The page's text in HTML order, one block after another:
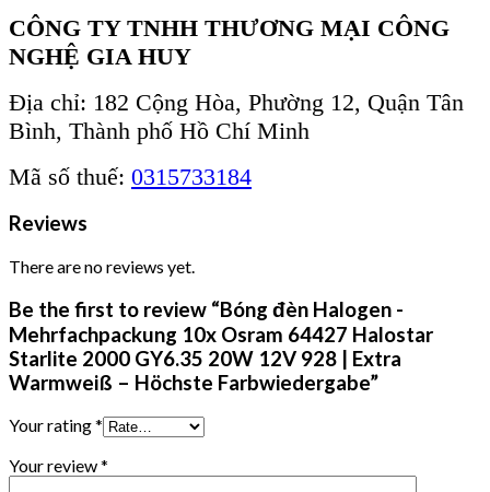
CÔNG TY TNHH THƯƠNG MẠI CÔNG
NGHỆ GIA HUY
Địa chỉ: 182 Cộng Hòa, Phường 12, Quận Tân
Bình, Thành phố Hồ Chí Minh
Mã số thuế: 0315733184
Reviews
There are no reviews yet.
Be the first to review “Bóng đèn Halogen -
Mehrfachpackung 10x Osram 64427 Halostar
Starlite 2000 GY6.35 20W 12V 928 | Extra
Warmweiß – Höchste Farbwiedergabe”
Your rating*
Your review*